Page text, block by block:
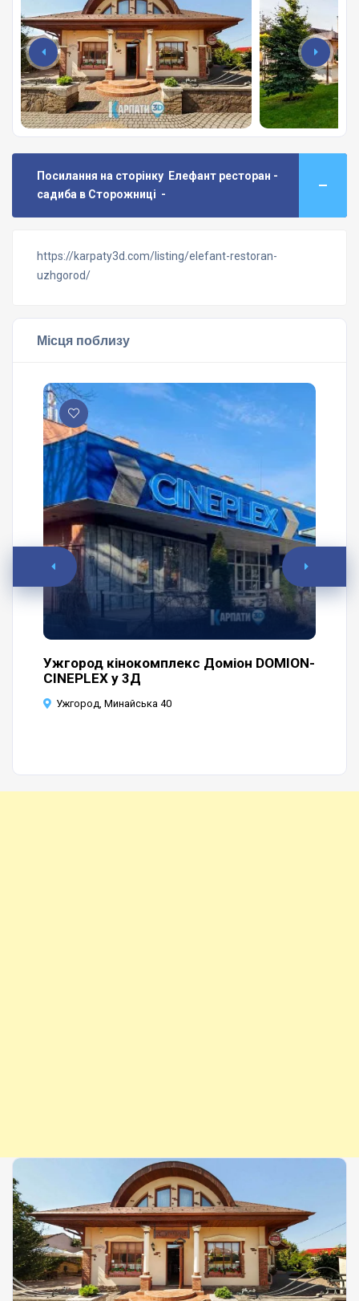
Посилання на сторінку Елефант ресторан -
садиба в Сторожниці -
https://karpaty3d.com/listing/elefant-restoran-
uzhgorod/
Місця поблизу
Ужгород кінокомплекс Доміон DOMION-
CINEPLEX у 3Д
Ужгород, Минайська 40